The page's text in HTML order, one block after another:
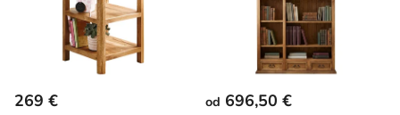
269 € od 696,50 €